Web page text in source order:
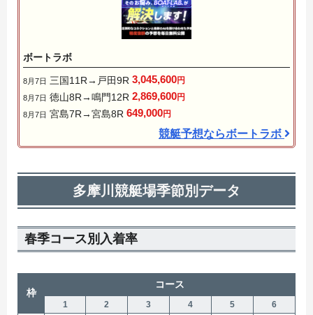
ボートラボ
8月7日 三国11R→戸田9R 3,045,600円
8月7日 徳山8R→鳴門12R 2,869,600円
8月7日 宮島7R→宮島8R 649,000円
競艇予想ならボートラボ
多摩川競艇場季節別データ
春季コース別入着率
枠
コース
1 2 3 4 5 6